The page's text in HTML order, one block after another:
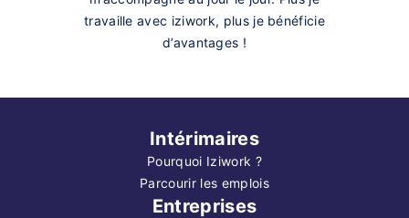
travaille avec iziwork, plus je bénéficie
d’avantages !
Intérimaires
Pourquoi Iziwork ?
Parcourir les emplois
Entreprises